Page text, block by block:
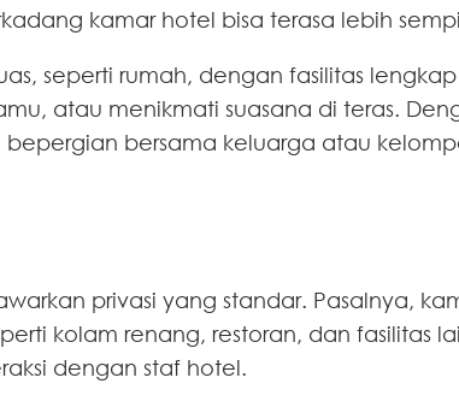
kamar hotel bisa terasa lebih
seperti rumah, dengan fasilitas
atau menikmati suasana di teras.
bersama keluarga atau
privasi yang standar. Pasalnya,
kolam renang, restoran, dan fasilitas
dengan staf hotel.